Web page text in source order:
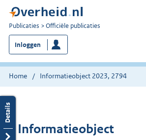
U
bent
nu
hier:
Publicaties Officiële publicaties
Inloggen
Home Informatieobject 2023, 2794
Informatieobject